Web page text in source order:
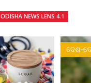
ODISHA NEWS LENS 4.1
ଦେଶ-